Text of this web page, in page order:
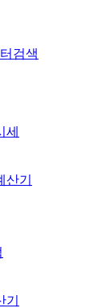
검색
세
산기